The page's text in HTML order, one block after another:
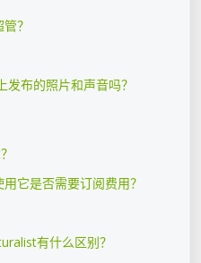
？
布的照片​​和声音吗？
它是否需要订阅费用？
有什么区别？